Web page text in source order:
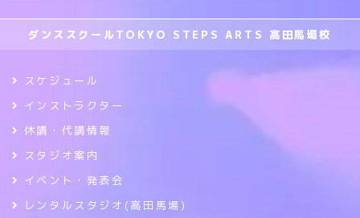
ダンススクールTOKYO STEPS ARTS 高田馬場校
スケジュール
インストラクター
休講・代講情報
スタジオ案内
イベント・発表会
レンタルスタジオ(高田馬場)